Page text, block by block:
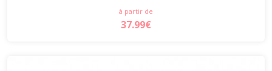
à partir de
37.99€